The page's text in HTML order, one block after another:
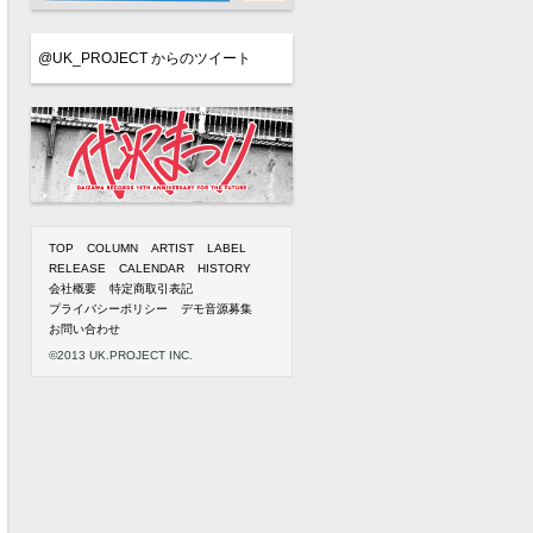
@UK_PROJECT からのツイート
TOP COLUMN ARTIST
LABEL
RELEASE
CALENDAR
HISTORY
会社概要
特定商取引表記
プライバシーポリシー
デモ音源募集
お問い合わせ
©2013 UK.PROJECT INC.